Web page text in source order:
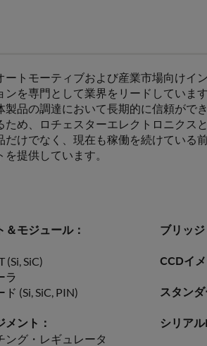
ートモーティブおよび産業市場向けイ
ンを専門として業界をリードしていま
製品の調達において長期的に信頼がで
ため、ロチェスターエレクトロニクス
だけでなく、現在も稼働を続けている
提供しています。
モジュール：
(Si, SiC)
ラ
ド (Si, SiC, PIN)
ント：
ング・レギュレータ
ブリッ
CCDイ
スタン
シリア